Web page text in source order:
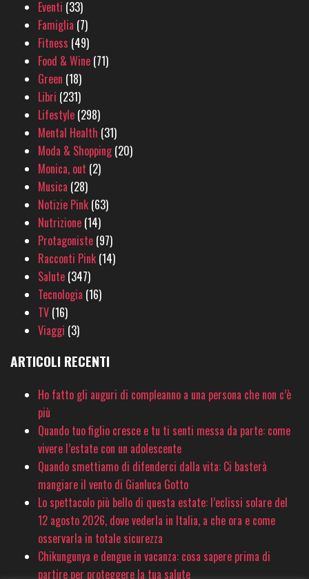
Eventi (33)
Famiglia (7)
Fitness (49)
Food & Wine (71)
Green (18)
Libri (231)
Lifestyle (298)
Mental Health (31)
Moda & Shopping(20)
Monica, out (2)
Musica (28)
Notizie Pink (63)
Nutrizione (14)
Protagoniste (97)
Racconti Pink (14)
Salute (347)
Tecnologia (16)
TV (16)
Viaggi (3)
ARTICOLI RECENTI
Ho fatto gli auguri di compleanno a una persona che non c’è
più
Quando tuo figlio cresce e tu ti senti messa da parte: come
vivere l’estate con un adolescente
Quando smettiamo di difenderci dalla vita: Ci basterà
mangiare il vento di Gianluca Gotto
Lo spettacolo più bello di questa estate: l’eclissi solare del
12 agosto 2026, dove vederla in Italia, a che ora e come
osservarla in totale sicurezza
Chikungunya e dengue in vacanza: cosa sapere prima di
partire per proteggere la tua salute